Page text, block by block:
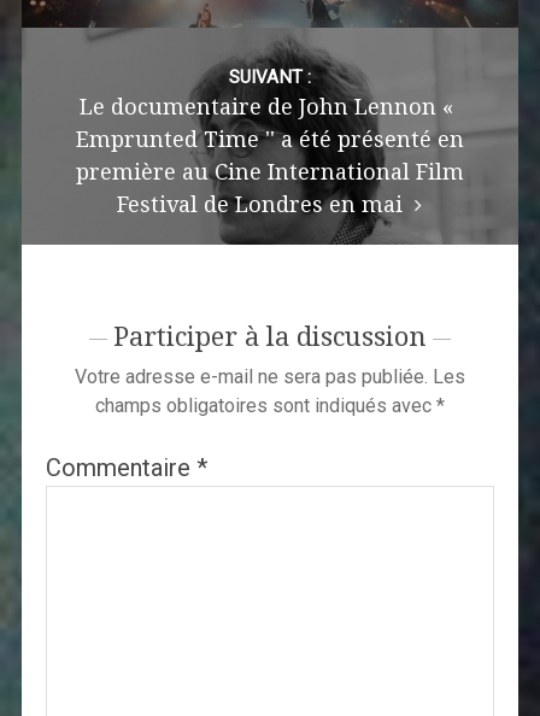
SUIVANT :
Le documentaire de John Lennon «
Emprunted Time '' a été présenté en
première au Cine International Film
Festival de Londres en mai
Participer à la discussion
Votre adresse e-mail ne sera pas publiée. Les
champs obligatoires sont indiqués avec *
Commentaire *